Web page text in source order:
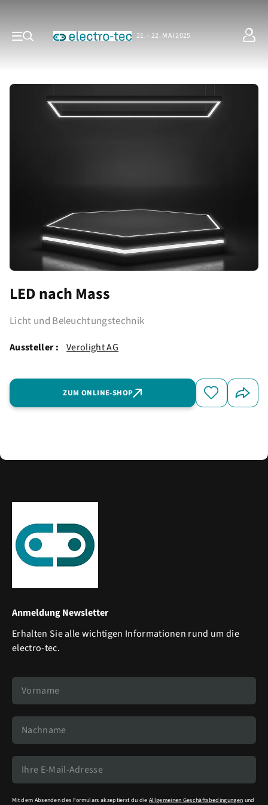
21. - 22. MAI 2025
LED nach Mass
Licht und Beleuchtungstechnik
Aussteller : Verolight AG
ZUM ONLINE-SHOP
Anmeldung Newsletter
Erhalten Sie alle wichtigen Informationen rund um die
electro-tec.
Mit dem Absenden des Formulars akzeptierst du dieAllgemeinen Geschäftsbedingungen und